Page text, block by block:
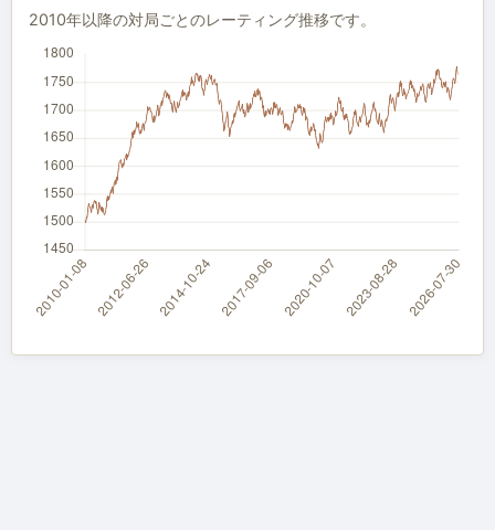
2010年以降の対局ごとのレーティング推移です。